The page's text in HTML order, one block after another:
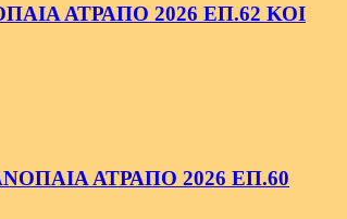
ΑΤΡΑΠΟ 2026 ΕΠ.62 ΚΟΙ
ΑΤΡΑΠΟ 2026 ΕΠ.60